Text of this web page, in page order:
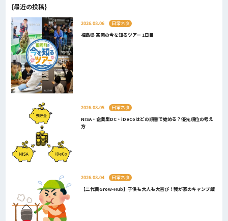
{最近の投稿}
2026.08.06
日常ネタ
福島県 富岡の今を知るツアー 1日目
2026.08.05
日常ネタ
NISA・企業型DC・iDeCoはどの順番で始める？優先順位の考え
方
2026.08.04
日常ネタ
【二代目Grow-Hub】子供も大人も大喜び！我が家のキャンプ飯